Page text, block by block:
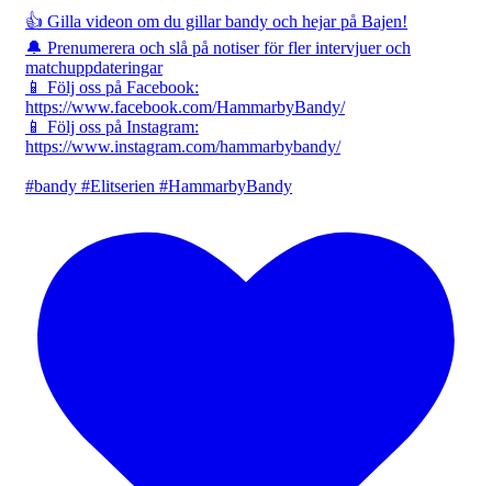
👍 Gilla videon om du gillar bandy och hejar på Bajen!
🔔 Prenumerera och slå på notiser för fler intervjuer och
matchuppdateringar
📱 Följ oss på Facebook:
https://www.facebook.com/HammarbyBandy/
📱 Följ oss på Instagram:
https://www.instagram.com/hammarbybandy/
#bandy #Elitserien #HammarbyBandy